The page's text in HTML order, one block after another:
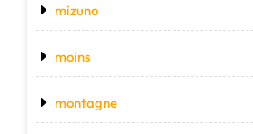
mizuno
moins
montagne